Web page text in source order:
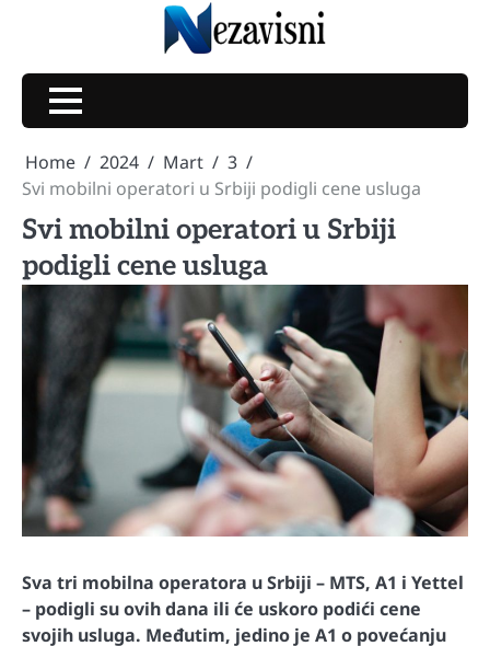
Home 2024 Mart
3
Svi mobilni operatori u Srbiji podigli cene usluga
Svi mobilni operatori u Srbiji
podigli cene usluga
Sva tri mobilna operatora u Srbiji – MTS, A1 i Yettel
– podigli su ovih dana ili će uskoro podići cene
svojih usluga. Međutim, jedino je A1 o povećanju